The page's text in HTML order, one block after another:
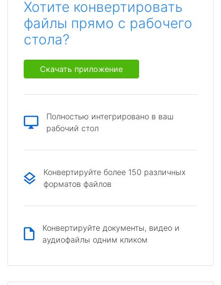
Хотите конвертировать
файлы прямо с рабочего
стола?
Скачать приложение
Полностью интегрировано в ваш
рабочий стол
Конвертируйте более 150 различных
форматов файлов
Конвертируйте документы, видео и
аудиофайлы одним кликом